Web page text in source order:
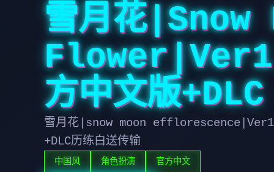
雪月花|Snow
方中文版+DLC
雪月花|snow moon
+DLC历练白送传输
中国风 角色扮演 官方中文